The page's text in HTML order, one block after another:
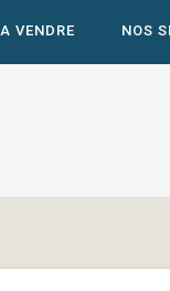
A VENDRE NOS